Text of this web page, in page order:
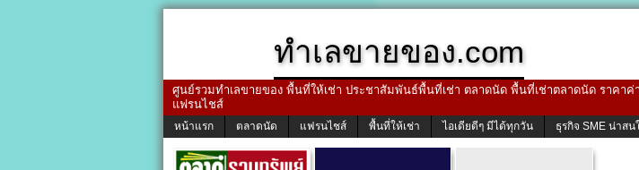
ทำเลขายของ.com
ศูนย์รวมทำเลขายของ พื้นที่ให้เช่า ประชาสัมพันธ์พื้นที่เช่า ตลาดนัด พื้นที่เช่าตลาดนัด ราคา
แฟรนไชส์
หน้าแรก ตลาดนัด แฟรนไชส์ พื้นที่ให้เช่า ไอเดียดีๆ มีได้ทุกวัน ธุรกิจ SME น่าสน